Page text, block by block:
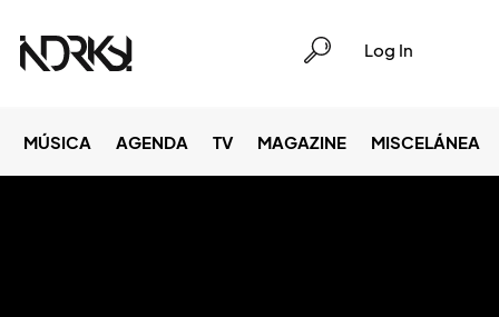
Log In
MÚSICA AGENDA TV MAGAZINE MISCELÁNEA